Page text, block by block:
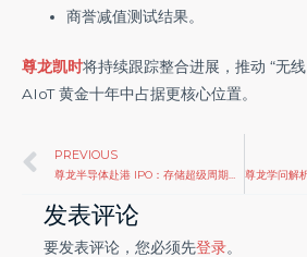
商誉减值测试结果。
尊龙凯时将持续跟踪整合进展，推动 “无
AIoT 黄金十年中占据更核心位置。
Prev
PREVIOUS
发表评论
要发表评论，您必须先登录。